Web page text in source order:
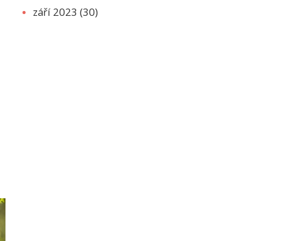
září 2023 (30)